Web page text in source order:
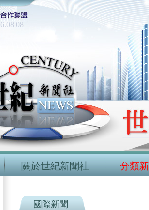
關於世紀新聞社 分類
國際新聞